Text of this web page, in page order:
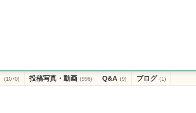
(1070) 投稿写真・動画 (996) Q&A (9) ブログ (1)